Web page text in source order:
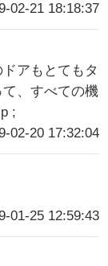
02-21 18:18:37
アもとてもタ
、すべての機
;
02-20 17:32:04
01-25 12:59:43